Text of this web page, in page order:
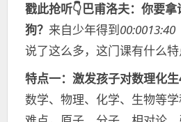
戳此抢听👇巴甫洛夫：你要
狗？ 来自少年得到00:0013:40
说了这么多，这门课有什么特
特点一：激发孩子对数理化
数学、物理、化学、生物等